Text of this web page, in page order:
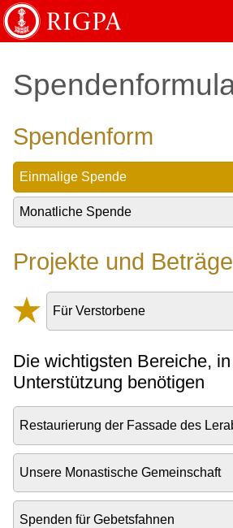
English Français
Spendenform
Einmalige Spende
Monatliche Spende
Projekte und Beträge
Für Verstorbene
Die wichtigsten Bereiche,
Unterstützung benötigen
Restaurierung der Fassade des
Unsere Monastische Gemeinschaft
Spenden für Gebetsfahnen